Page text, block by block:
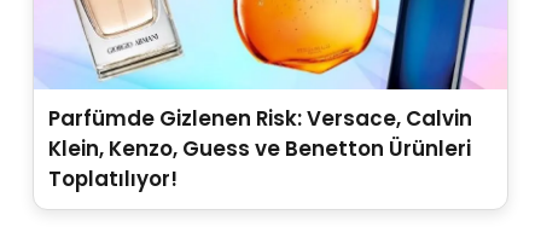
Parfümde Gizlenen Risk: Versace, Calvin
Klein, Kenzo, Guess ve Benetton Ürünleri
Toplatılıyor!